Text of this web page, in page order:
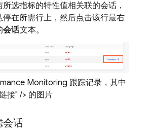
选指标的特性值相关联的会话，
停在所需行上，然后点击该行最右
会话文本。
Monitoring 跟踪记录，其中
接" /> 的图片
会话